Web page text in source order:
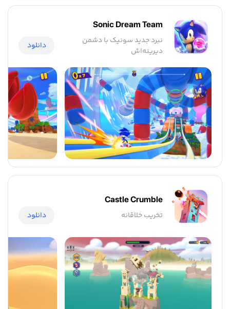
Sonic Dream Team
نبرد جدید سونیک با دشمن
دیرینه‌اش
دانلود
Castle Crumble
تخریب خلاقانه دانلود